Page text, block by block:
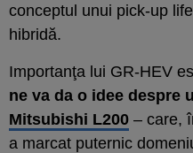
conceptul unui pick-up
hibridă.
Importanţa lui GR-HEV
ne va da o idee despre
Mitsubishi L200 – care,
a marcat puternic